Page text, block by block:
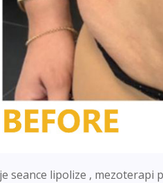
seance lipolize ,